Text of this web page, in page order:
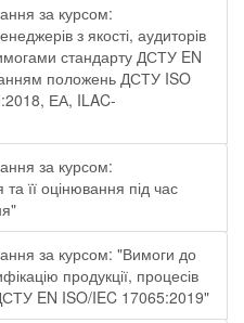
за курсом:
з якості, аудиторів
стандарту ДСТУ EN
положень ДСТУ ISO
ЕА, ILAC-
за курсом:
її оцінювання під час
за курсом: "Вимоги до
продукції, процесів
EN ISO/IEC 17065:2019"